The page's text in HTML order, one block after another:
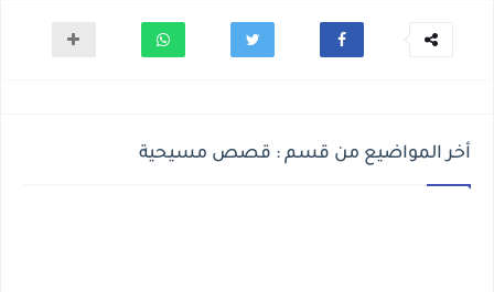
أخر المواضيع من قسم : قصص مسيحية